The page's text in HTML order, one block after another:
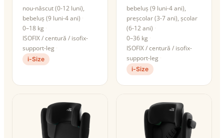
nou-născut (0-12 luni),
bebeluș (9 luni-4 ani)
0–18 kg
ISOFIX / centură / isofix-
support-leg
i-Size
bebeluș (9 luni-4 ani),
preșcolar (3-7 ani), școlar
(6-12 ani)
0–36 kg
ISOFIX / centură / isofix-
support-leg
i-Size